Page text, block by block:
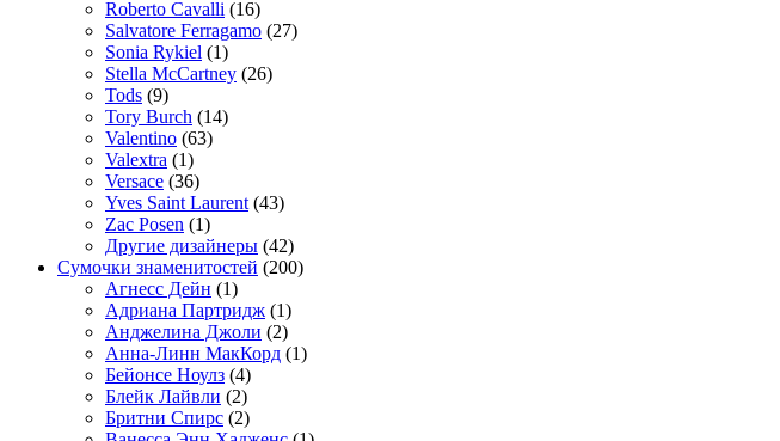
Roberto Cavalli (16)
Salvatore Ferragamo (27)
Sonia Rykiel (1)
Stella McCartney (26)
Tods (9)
Tory Burch (14)
Valentino (63)
Valextra (1)
Versace (36)
Yves Saint Laurent (43)
Zac Posen (1)
Другие дизайнеры (42)
Сумочки знаменитостей (200)
Агнесс Дейн (1)
Адриана Партридж (1)
Анджелина Джоли (2)
Анна-Линн МакКорд (1)
Бейонсе Ноулз (4)
Блейк Лайвли (2)
Бритни Спирс (2)